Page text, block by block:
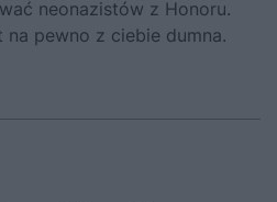
neonazistów z Honoru.
na pewno z ciebie dumna.